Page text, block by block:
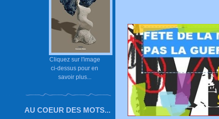
Cliquez sur l'image
ci-dessus pour en
savoir plus...
AU COEUR DES MOTS...